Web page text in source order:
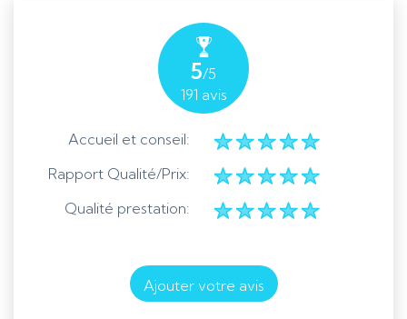
5/5
191 avis
Accueil et conseil:
Rapport Qualité/Prix:
Qualité prestation:
Ajouter votre avis